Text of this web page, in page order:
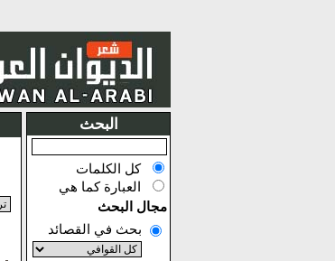
البحث
كل الكلمات
العبارة كما هي
مجال البحث
بحث في القصائد